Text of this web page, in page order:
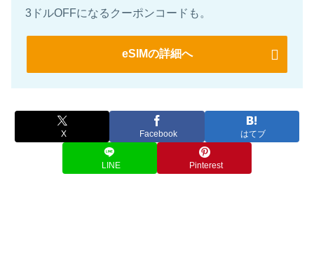
3ドルOFFになるクーポンコードも。
eSIMの詳細へ
X Facebook はてブ
LINE Pinterest